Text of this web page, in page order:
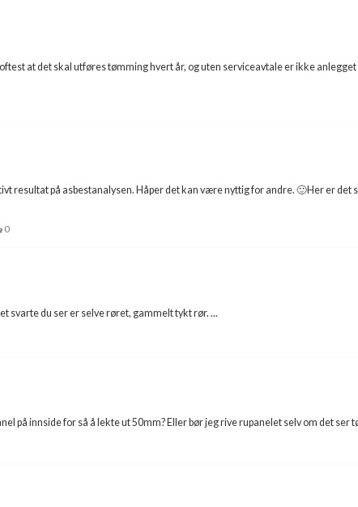
at det skal utføres tømming hvert år, og uten serviceavtale er ikke anlegget
resultat på asbestanalysen. Håper det kan være nyttig for andre. 🙂Her er det
0
svarte du ser er selve røret, gammelt tykt rør. ...
på innside for så å lekte ut 50mm? Eller bør jeg rive rupanelet selv om det ser